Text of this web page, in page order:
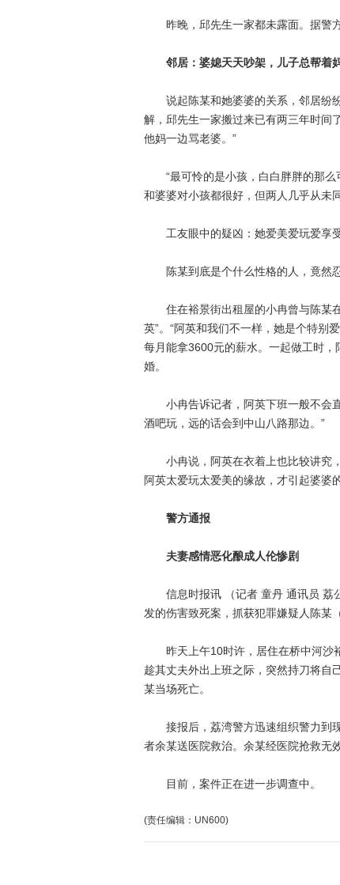
昨晚，邱先生一家都未露面。据警方
邻居：婆媳天天吵架，儿子总帮着
说起陈某和她婆婆的关系，邻居纷纷
解，邱先生一家搬过来已有两三年时间
他妈一边骂老婆。”
“最可怜的是小孩，白白胖胖的那么
和婆婆对小孩都很好，但两人几乎从未
工友眼中的疑凶：她爱美爱玩爱享
陈某到底是个什么性格的人，竟然忍
住在裕景街出租屋的小冉曾与陈某在
英”。“阿英和我们不一样，她是个特别
每月能拿3600元的薪水。一起做工时
婚。
小冉告诉记者，阿英下班一般不会直
酒吧玩，远的话会到中山八路那边。”
小冉说，阿英在衣着上也比较讲究，
阿英太爱玩太爱美的缘故，才引起婆婆
警方通报
夫妻感情恶化酿成人伦惨剧
信息时报讯 （记者 童丹 通讯员 荔公
发的伤害致死案，抓获犯罪嫌疑人陈某
昨天上午10时许，居住在桥中河沙裕
趁其丈夫外出上班之际，突然持刀将自
某当场死亡。
接报后，荔湾警方迅速组织警力到现
者余某送医院救治。余某经医院抢救无
目前，案件正在进一步调查中。
(责任编辑：UN600)